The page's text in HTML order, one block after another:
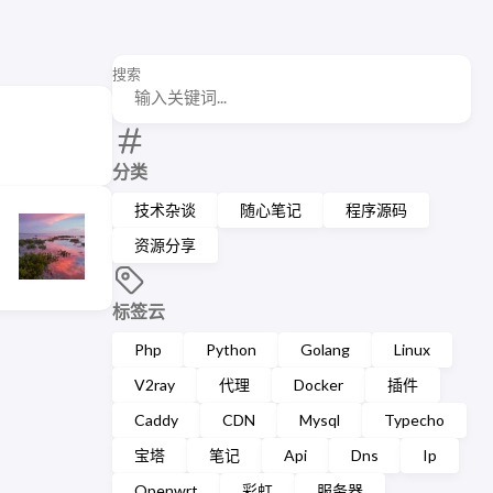
搜索
分类
技术杂谈 随心笔记
程序源码
资源分享
标签云
Php Python Golang
Linux
V2ray
代理 Docker
插件
Caddy
CDN Mysql
Typecho
宝塔
笔记 Api Dns
Ip